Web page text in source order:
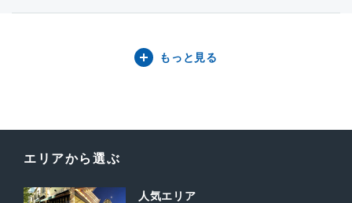
もっと見る
エリアから選ぶ
人気エリア